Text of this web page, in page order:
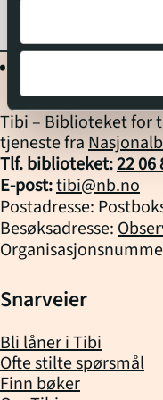
Tibi – Biblioteket for
tjeneste fra
Tlf. biblioteket:22 06
E-post:tibi@nb.no
Postadresse:
Besøksadresse:
Snarveier
Bli låner i Tibi
Ofte stilte spørsmål
Finn bøker